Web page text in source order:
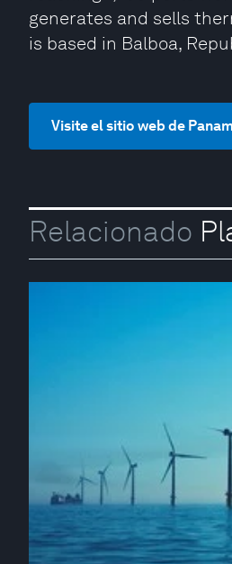
generates and sells
is based in Balboa,
Visite el sitio web de
Relacionado